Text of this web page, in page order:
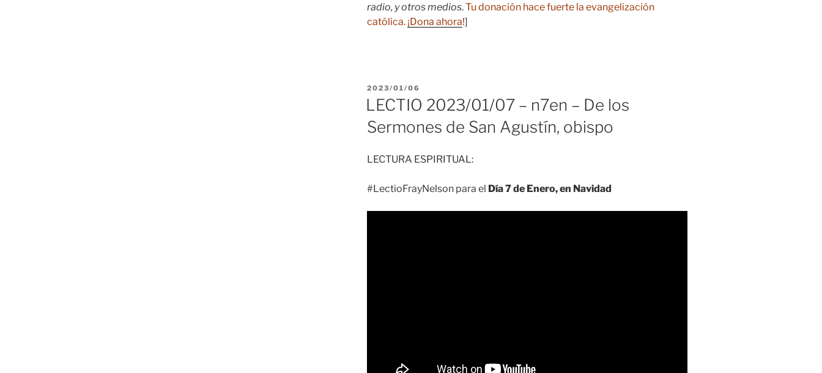
radio, y otros medios.Tu donación hace fuerte la evangelización
católica. ¡Dona ahora!]
PUBLICADO
EL
2023/01/06
LECTIO 2023/01/07 – n7en – De los
Sermones de San Agustín, obispo
LECTURA ESPIRITUAL:
#LectioFrayNelson para el Día 7 de Enero, en Navidad